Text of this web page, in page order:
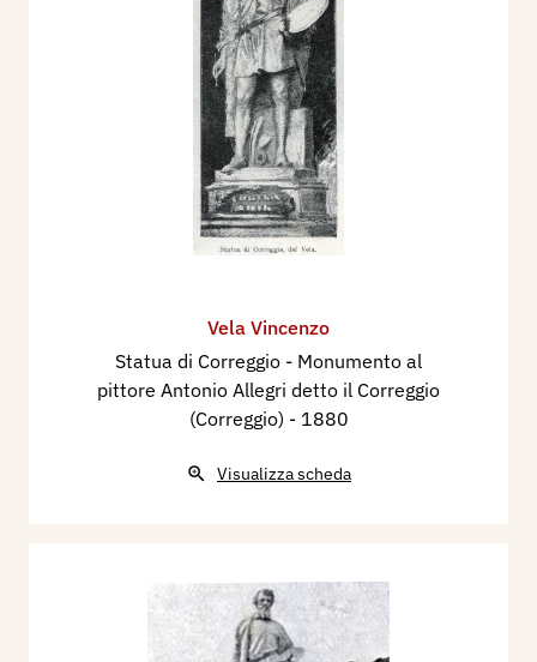
Vela Vincenzo
Statua di Correggio - Monumento al
pittore Antonio Allegri detto il Correggio
(Correggio) - 1880
Visualizza scheda